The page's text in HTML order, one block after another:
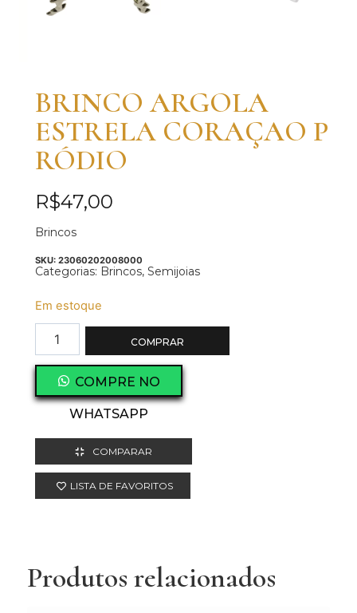
BRINCO ARGOLA
ESTRELA CORAÇAO P
RÓDIO
R$47,00
Brincos
SKU: 23060202008000
Categorias: Brincos, Semijoias
Em estoque
COMPRAR
COMPRE NO
WHATSAPP
COMPARAR
LISTA DE FAVORITOS
Produtos relacionados